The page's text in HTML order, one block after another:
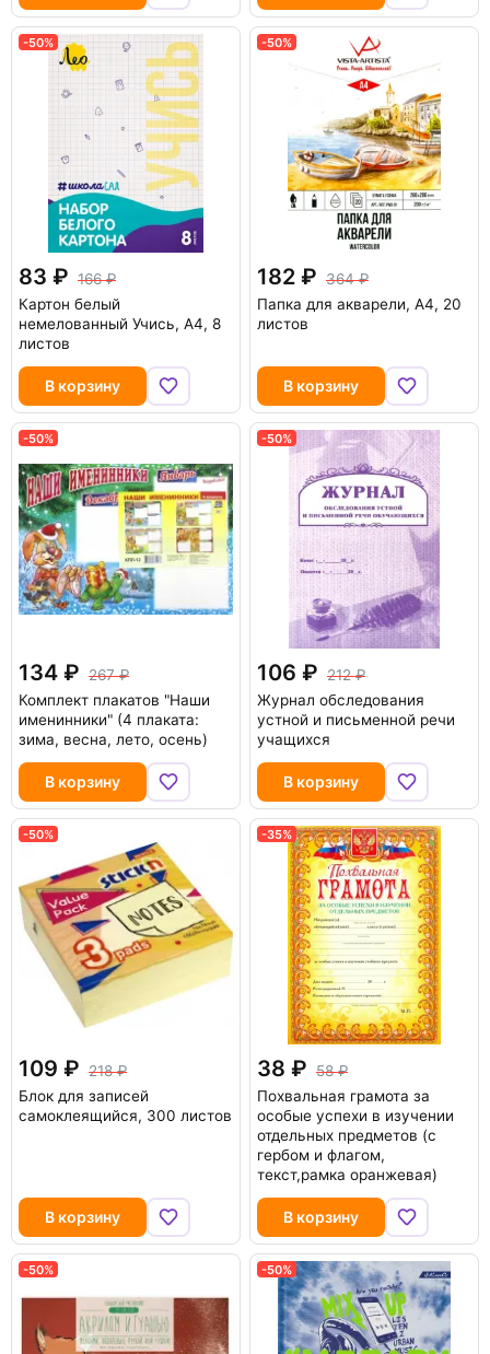
-50%
83
166
Картон белый
немелованный Учись, А4, 8
листов
В корзину
-50%
182
364
Папка для акварели, A4, 20
листов
В корзину
-50%
134
267
Комплект плакатов "Наши
именинники" (4 плаката:
зима, весна, лето, осень)
В корзину
-50%
106
212
Журнал обследования
устной и письменной речи
учащихся
В корзину
-50%
109
218
Блок для записей
самоклеящийся, 300 листов
В корзину
-35%
38
58
Похвальная грамота за
особые успехи в изучении
отдельных предметов (с
гербом и флагом,
текст,рамка оранжевая)
В корзину
-50% -50%